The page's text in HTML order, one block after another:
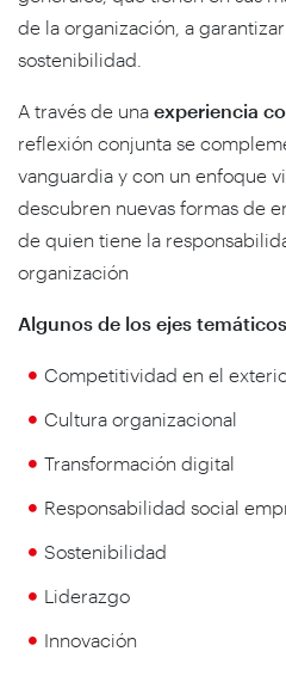
de la organización, a
sostenibilidad.
A través de una experiencia
reflexión conjunta se
vanguardia y con un enfoque
descubren nuevas formas de
de quien tiene la
organización
Algunos de los ejes
Competitividad en el
Cultura organizacional
Transformación digital
Responsabilidad social
Sostenibilidad
Liderazgo
Innovación